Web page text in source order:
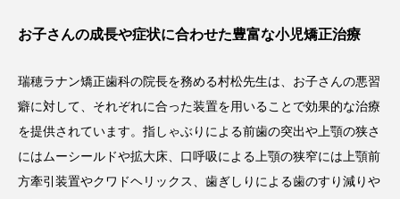
お子さんの成長や症状に合わせた豊富な小児矯正治療
瑞穂ラナン矯正歯科の院長を務める村松先生は、お子さんの悪習
癖に対して、それぞれに合った装置を用いることで効果的な治療
を提供されています。指しゃぶりによる前歯の突出や上顎の狭さ
にはムーシールドや拡大床、口呼吸による上顎の狭窄には上顎前
方牽引装置やクワドヘリックス、歯ぎしりによる歯のすり減りや